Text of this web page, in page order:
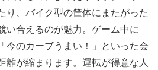
り、バイク型の筐体にまたがった
い合えるのが魅力。ゲーム中に
今のカーブうまい！」といった会
離が縮まります。運転が得意な人